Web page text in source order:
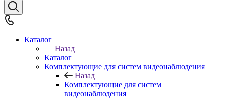
Каталог
Назад
Каталог
Комплектующие для систем видеонаблюдения
Назад
Комплектующие для систем
видеонаблюдения